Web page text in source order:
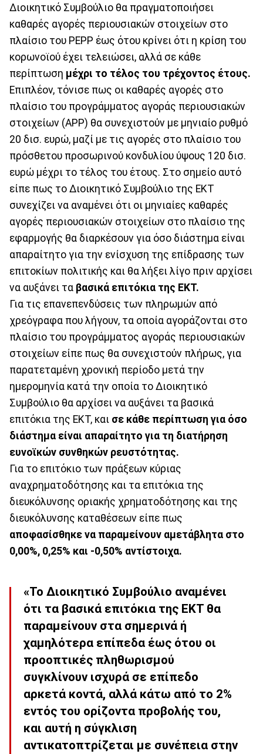
Διοικητικό Συμβούλιο θα πραγματοποιήσει
καθαρές αγορές περιουσιακών στοιχείων στο
πλαίσιο του PEPP έως ότου κρίνει ότι η κρίση του
κορωνοϊού έχει τελειώσει, αλλά σε κάθε
περίπτωση μέχρι το τέλος του τρέχοντος έτους.
Επιπλέον, τόνισε πως οι καθαρές αγορές στο
πλαίσιο του προγράμματος αγοράς περιουσιακών
στοιχείων (APP) θα συνεχιστούν με μηνιαίο ρυθμό
20 δισ. ευρώ, μαζί με τις αγορές στο πλαίσιο του
πρόσθετου προσωρινού κονδυλίου ύψους 120 δισ.
ευρώ μέχρι το τέλος του έτους. Στο σημείο αυτό
είπε πως το Διοικητικό Συμβούλιο της ΕΚΤ
συνεχίζει να αναμένει ότι οι μηνιαίες καθαρές
αγορές περιουσιακών στοιχείων στο πλαίσιο της
εφαρμογής θα διαρκέσουν για όσο διάστημα είναι
απαραίτητο για την ενίσχυση της επίδρασης των
επιτοκίων πολιτικής και θα λήξει λίγο πριν αρχίσει
να αυξάνει τα βασικά επιτόκια της ΕΚΤ.
Για τις επανεπενδύσεις των πληρωμών από
χρεόγραφα που λήγουν, τα οποία αγοράζονται στο
πλαίσιο του προγράμματος αγοράς περιουσιακών
στοιχείων είπε πως θα συνεχιστούν πλήρως, για
παρατεταμένη χρονική περίοδο μετά την
ημερομηνία κατά την οποία το Διοικητικό
Συμβούλιο θα αρχίσει να αυξάνει τα βασικά
επιτόκια της ΕΚΤ, και σε κάθε περίπτωση για όσο
διάστημα είναι απαραίτητο για τη διατήρηση
ευνοϊκών συνθηκών ρευστότητας.
Για το επιτόκιο των πράξεων κύριας
αναχρηματοδότησης και τα επιτόκια της
διευκόλυνσης οριακής χρηματοδότησης και της
διευκόλυνσης καταθέσεων είπε πως
αποφασίσθηκε να παραμείνουν αμετάβλητα στο
0,00%, 0,25% και -0,50% αντίστοιχα.
«Το Διοικητικό Συμβούλιο αναμένει
ότι τα βασικά επιτόκια της ΕΚΤ θα
παραμείνουν στα σημερινά ή
χαμηλότερα επίπεδα έως ότου οι
προοπτικές πληθωρισμού
συγκλίνουν ισχυρά σε επίπεδο
αρκετά κοντά, αλλά κάτω από το 2%
εντός του ορίζοντα προβολής του,
και αυτή η σύγκλιση
αντικατοπτρίζεται με συνέπεια στην